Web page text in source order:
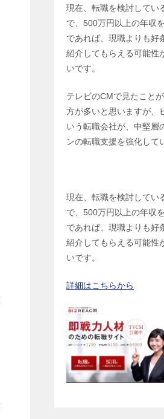
現在、転職を検討してい
で、500万円以上の年収
であれば、現職よりも好
紹介してもらえる可能性
いです。
テレビのCMで見たこと
方が多いと思いますが、
いう転職会社が、中堅層
ンの転職支援を強化して
現在、転職を検討してい
で、500万円以上の年収
であれば、現職よりも好
紹介してもらえる可能性
いです。
詳細はこちらから